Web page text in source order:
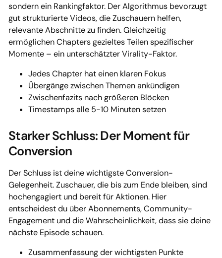
sondern ein Rankingfaktor. Der Algorithmus bevorzugt
gut strukturierte Videos, die Zuschauern helfen,
relevante Abschnitte zu finden. Gleichzeitig
ermöglichen Chapters gezieltes Teilen spezifischer
Momente – ein unterschätzter Virality-Faktor.
Jedes Chapter hat einen klaren Fokus
Übergänge zwischen Themen ankündigen
Zwischenfazits nach größeren Blöcken
Timestamps alle 5-10 Minuten setzen
Starker Schluss: Der Moment für
Conversion
Der Schluss ist deine wichtigste Conversion-
Gelegenheit. Zuschauer, die bis zum Ende bleiben, sind
hochengagiert und bereit für Aktionen. Hier
entscheidest du über Abonnements, Community-
Engagement und die Wahrscheinlichkeit, dass sie deine
nächste Episode schauen.
Zusammenfassung der wichtigsten Punkte